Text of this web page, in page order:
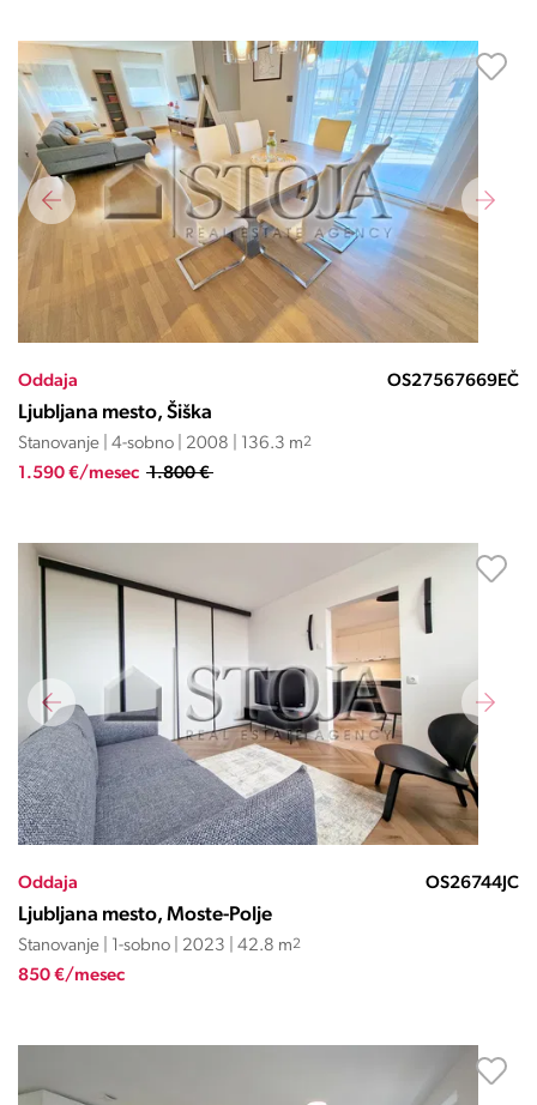
Oddaja OS27567669EČ
Ljubljana mesto, Šiška
Stanovanje | 4-sobno | 2008 | 136.3 m2
1.590 €/mesec 1.800 €
Oddaja OS26744JC
Ljubljana mesto, Moste-Polje
Stanovanje | 1-sobno | 2023 | 42.8 m2
850 €/mesec